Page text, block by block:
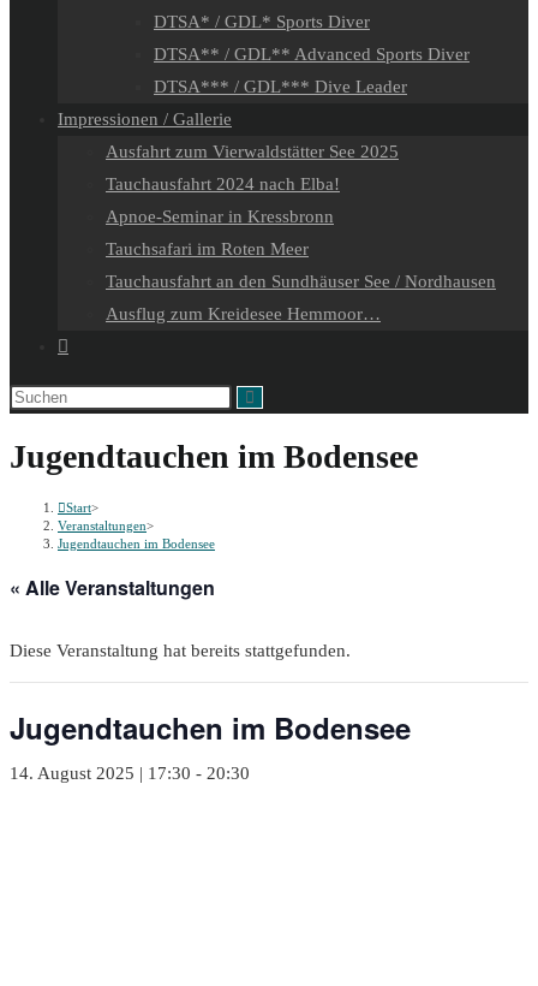
DTSA* / GDL* Sports Diver
DTSA** / GDL** Advanced Sports Diver
DTSA*** / GDL*** Dive Leader
Impressionen / Gallerie
Ausfahrt zum Vierwaldstätter See 2025
Tauchausfahrt 2024 nach Elba!
Apnoe-Seminar in Kressbronn
Tauchsafari im Roten Meer
Tauchausfahrt an den Sundhäuser See / Nordhausen
Ausflug zum Kreidesee Hemmoor…
Website-
umschalten
Diese
durchsuchen
Jugendtauchen im Bodensee
Start>
Veranstaltungen>
Jugendtauchen im Bodensee
« Alle Veranstaltungen
Diese Veranstaltung hat bereits stattgefunden.
Jugendtauchen im Bodensee
14. August 2025 | 17:30 - 20:30